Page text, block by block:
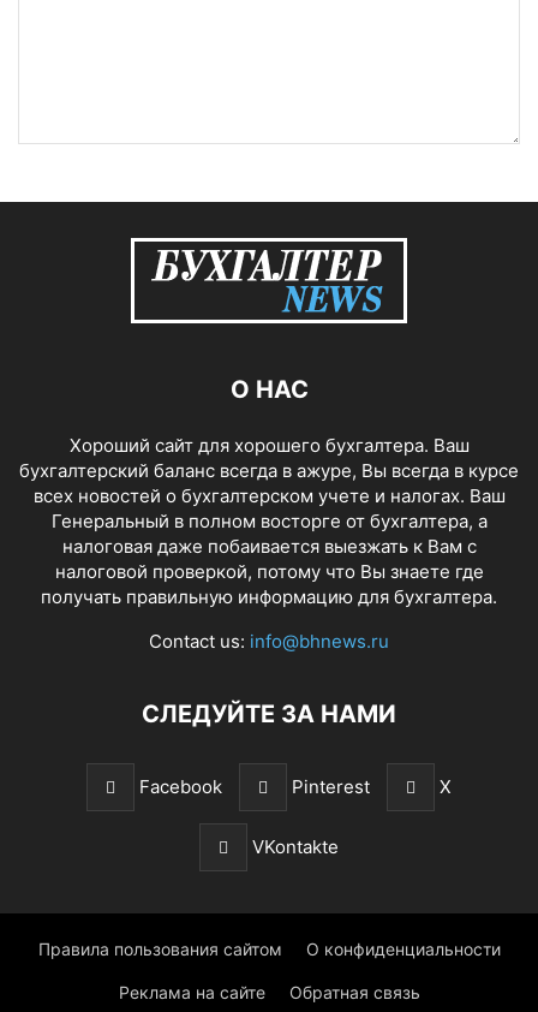
О НАС
Хороший сайт для хорошего бухгалтера. Ваш
бухгалтерский баланс всегда в ажуре, Вы всегда в курсе
всех новостей о бухгалтерском учете и налогах. Ваш
Генеральный в полном восторге от бухгалтера, а
налоговая даже побаивается выезжать к Вам с
налоговой проверкой, потому что Вы знаете где
получать правильную информацию для бухгалтера.
Contact us: info@bhnews.ru
СЛЕДУЙТЕ ЗА НАМИ
Facebook Pinterest X
VKontakte
Правила пользования сайтом О конфиденциальности
Реклама на сайте Обратная связь